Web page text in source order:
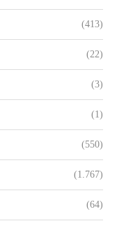
(413)
(22)
(3)
(1)
(550)
(1.767)
(64)